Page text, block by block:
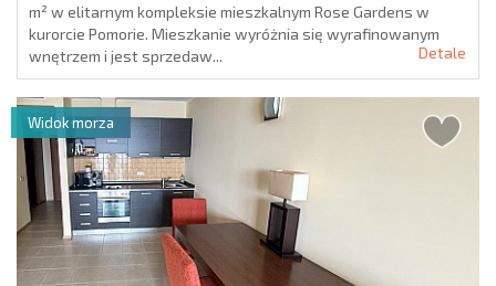
m² w elitarnym kompleksie mieszkalnym Rose Gardens w
kurorcie Pomorie. Mieszkanie wyróżnia się wyrafinowanym
wnętrzem i jest sprzedaw...
Detale
Widok morza